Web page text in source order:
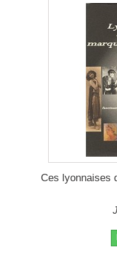
Ces lyonnaises